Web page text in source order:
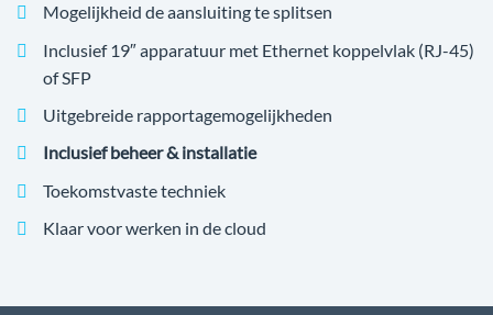
Mogelijkheid de aansluiting te splitsen
Inclusief 19″ apparatuur met Ethernet koppelvlak (RJ-45)
of SFP
Uitgebreide rapportagemogelijkheden
Inclusief beheer & installatie
Toekomstvaste techniek
Klaar voor werken in de cloud